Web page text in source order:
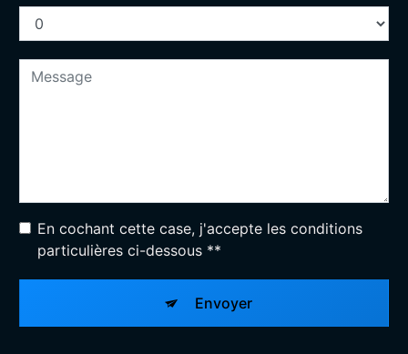
En cochant cette case, j'accepte les conditions
particulières ci-dessous **
Envoyer